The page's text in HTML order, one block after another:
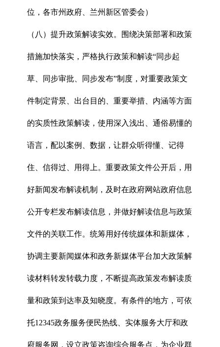
位，各市州政府、兰州新区管委会）
（八）提升政策解读实效。围绕决策部署和政策
措施加快落实，严格执行政策和解读“同步起
草、同步审批、同步发布”制度，对重要政策文
件制定背景、出台目的、重要举措、内涵等方面
的实质性政策解读，使用深入浅出、通俗易懂的
语言，配以案例、数据，让群众听得懂、记得
住、信得过、用得上。重要政策文件公开后，用
好新闻发布解读机制，及时在政府网站政府信息
公开专栏发布解读信息，并做好解读信息与政策
文件的关联工作。统筹用好传统媒体和新媒体，
协调主要新闻媒体和政务新媒体平台加大政策解
读材料转发转载力度，不断提高政策发布解读质
量和政策到达率及知晓度。有条件的地方，可依
托12345政务服务便民热线、实体服务大厅和政
府服务网，设立政策咨询综合服务点，为企业群